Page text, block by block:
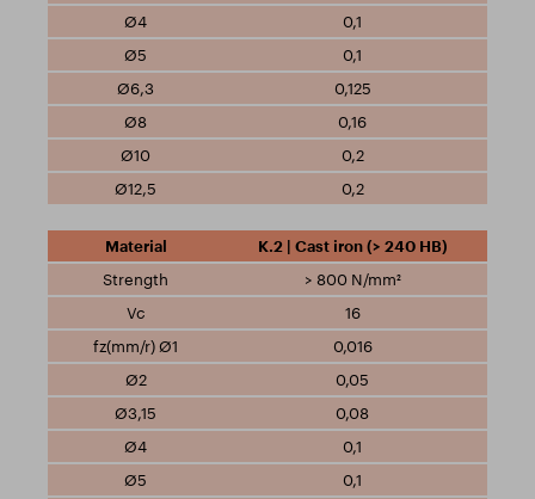
0,1
0,1
0,125
0,16
0,2
0,2
K.2 | Cast iron (> 240 HB)
> 800 N/mm²
16
0,016
0,05
0,08
0,1
0,1